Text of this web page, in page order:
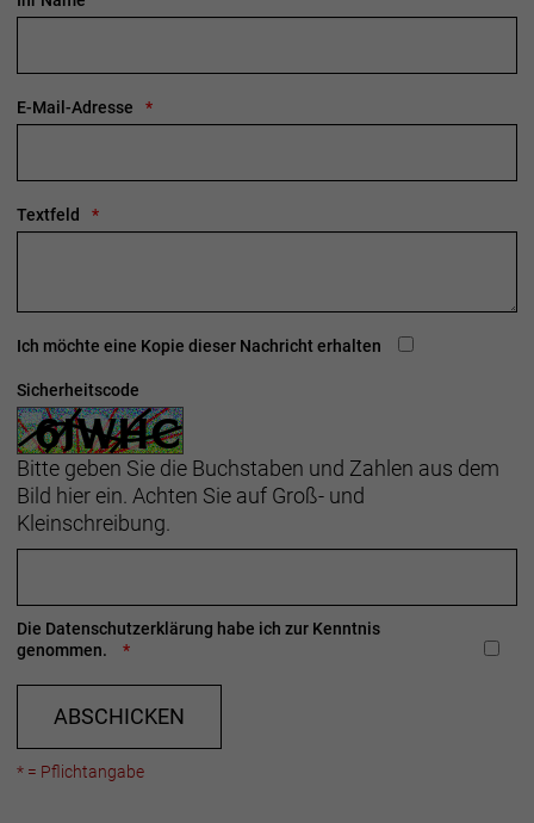
E-Mail-Adresse
Textfeld
Ich möchte eine Kopie dieser Nachricht erhalten
Sicherheitscode
Bitte geben Sie die Buchstaben und Zahlen aus dem
Bild hier ein. Achten Sie auf Groß- und
Kleinschreibung.
Die Datenschutzerklärung habe ich zur Kenntnis
genommen.
ABSCHICKEN
* = Pflichtangabe